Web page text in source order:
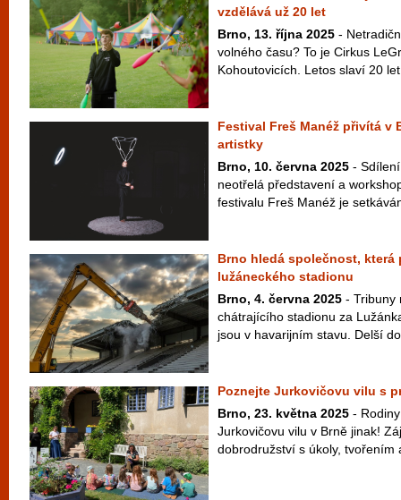
vzdělává už 20 let
Brno, 13. října 2025 -
volného času? To je Cirkus
Kohoutovicích. Letos slaví 20
Festival Freš Manéž přivítá v
artistky
Brno, 10. června 2025 -
neotřelá představení a
festivalu Freš Manéž je
Brno hledá společnost, která
lužáneckého stadionu
Brno, 4. června 2025 - Tribuny
chátrajícího stadionu za
jsou v havarijním stavu. Delší
Poznejte Jurkovičovu vilu s
Brno, 23. května 2025 -
Jurkovičovu vilu v Brně jinak!
dobrodružství s úkoly, tvořením